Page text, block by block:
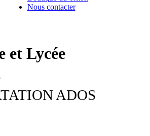
Nous contacter
et Lycée
ADOS